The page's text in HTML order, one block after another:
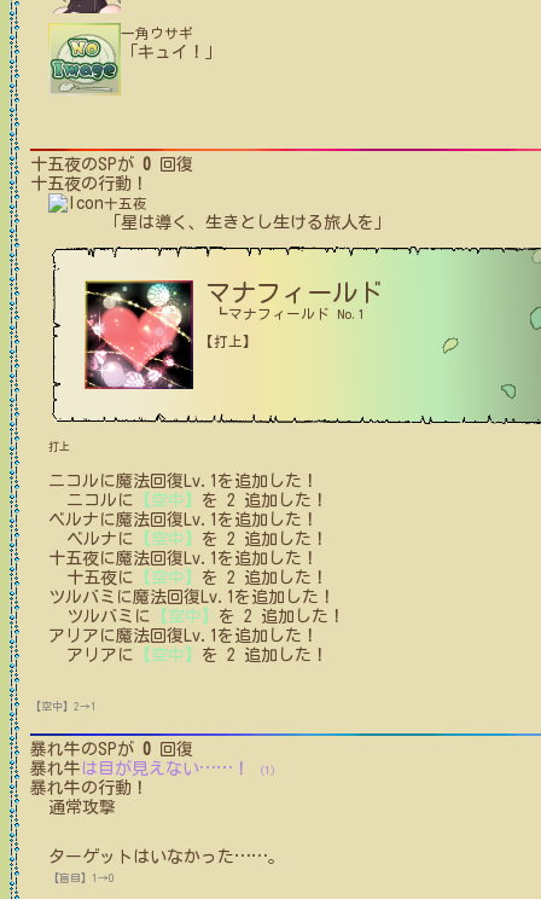
一角ウサギ
「キュイ！」
十五夜のSPが 0 回復
十五夜の行動！
十五夜
「星は導く、生きとし生ける旅人を」
マナフィールド
┗マナフィールド No.1
【打上】
打上
ニコル に魔法回復Lv.1 を追加した！
ニコル に 【空中】 を 2 追加した！
ベルナ に魔法回復Lv.1 を追加した！
ベルナ に 【空中】 を 2 追加した！
十五夜に魔法回復Lv.1 を追加した！
十五夜に 【空中】 を 2 追加した！
ツルバミ に魔法回復Lv.1 を追加した！
ツルバミ に 【空中】 を 2 追加した！
アリア に魔法回復Lv.1 を追加した！
アリア に 【空中】 を 2 追加した！
【空中】2→1
暴れ牛のSPが 0 回復
暴れ牛 は目が見えない…… ！ (1)
暴れ牛の行動！
通常攻撃
ターゲットはいなかった……。
【盲目】1→0